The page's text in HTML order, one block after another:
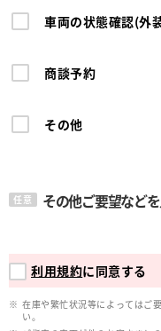
車両の状態確認(外
商談予約
その他
任意 その他ご要望など
利用規約に同意する
在庫や繁忙状況等によってはご
い。